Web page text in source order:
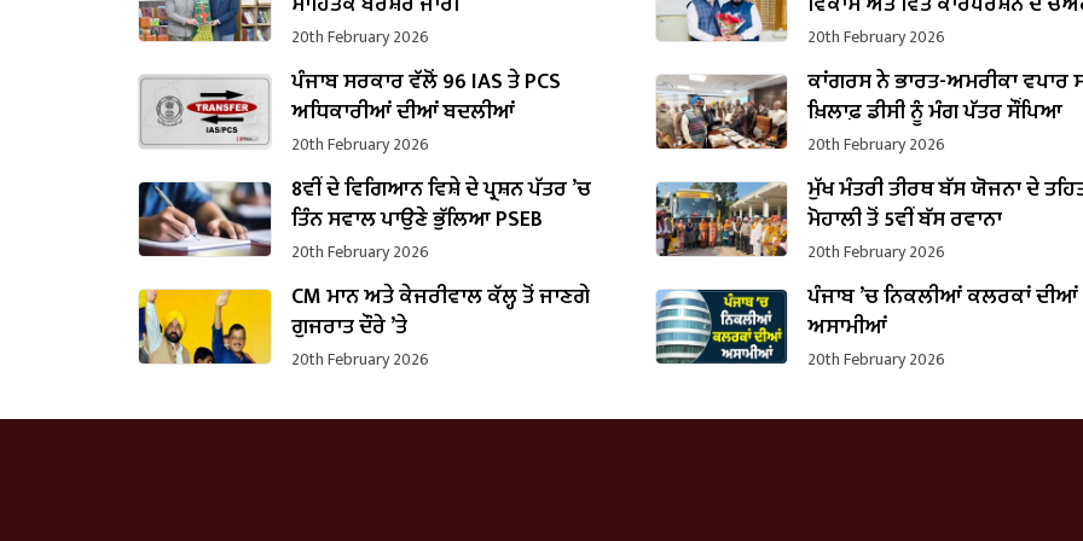
20th February 2026
ਵਜੋਂ ਸੰਭਾਲਿਆ ਕਾਰਜਭਾਰ
20th February 2026
ਪੰਜਾਬ ਸਰਕਾਰ ਵੱਲੋਂ 96 IAS ਤੇ PCS
ਅਧਿਕਾਰੀਆਂ ਦੀਆਂ ਬਦਲੀਆਂ
20th February 2026
ਕਾਂਗਰਸ ਨੇ ਭਾਰਤ-ਅਮਰੀਕਾ ਵਪਾਰ
ਖ਼ਿਲਾਫ਼ ਡੀਸੀ ਨੂੰ ਮੰਗ ਪੱਤਰ ਸੌਂਪਿਆ
20th February 2026
8ਵੀਂ ਦੇ ਵਿਗਿਆਨ ਵਿਸ਼ੇ ਦੇ ਪ੍ਰਸ਼ਨ ਪੱਤਰ ’ਚ
ਤਿੰਨ ਸਵਾਲ ਪਾਉਣੇ ਭੁੱਲਿਆ PSEB
20th February 2026
ਮੁੱਖ ਮੰਤਰੀ ਤੀਰਥ ਬੱਸ ਯੋਜਨਾ ਦੇ
ਮੋਹਾਲੀ ਤੋਂ 5ਵੀਂ ਬੱਸ ਰਵਾਨਾ
20th February 2026
CM ਮਾਨ ਅਤੇ ਕੇਜਰੀਵਾਲ ਕੱਲ੍ਹ ਤੋਂ ਜਾਣਗੇ
ਗੁਜਰਾਤ ਦੌਰੇ ’ਤੇ
20th February 2026
ਪੰਜਾਬ ’ਚ ਨਿਕਲੀਆਂ ਕਲਰਕਾਂ ਦੀਆਂ
ਅਸਾਮੀਆਂ
20th February 2026